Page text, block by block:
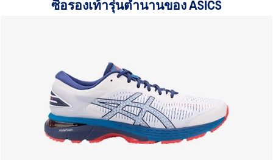
ซื้อรองเท้ารุ่นตำนานของ ASICS